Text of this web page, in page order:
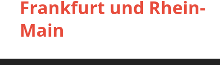
Frankfurt und Rhein-
Main